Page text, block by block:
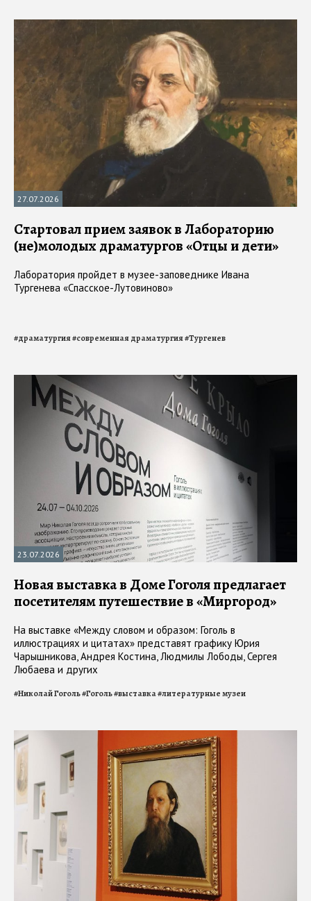
27.07.2026
Стартовал прием заявок в Лабораторию
(не)молодых драматургов «Отцы и дети»
Лаборатория пройдет в музее-заповеднике Ивана
Тургенева «Спасское-Лутовиново»
#драматургия#современная драматургия#Тургенев
23.07.2026
Новая выставка в Доме Гоголя предлагает
посетителям путешествие в «Миргород»
На выставке «Между словом и образом: Гоголь в
иллюстрациях и цитатах» представят графику Юрия
Чарышникова, Андрея Костина, Людмилы Лободы, Сергея
Любаева и других
#Николай Гоголь#Гоголь#выставка#литературные музеи